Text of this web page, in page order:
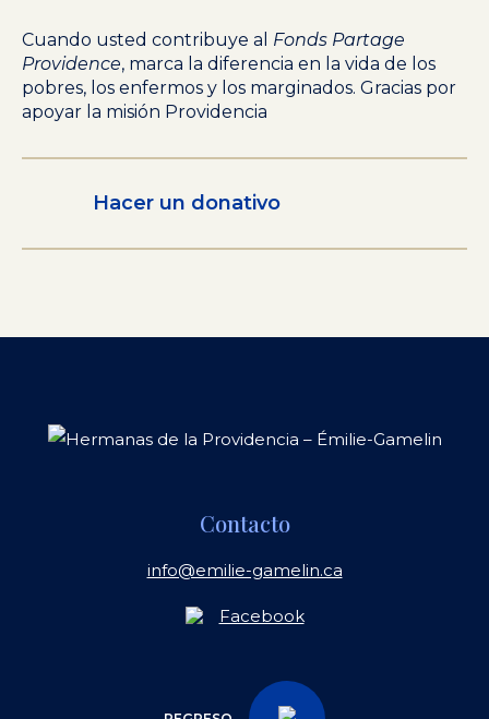
Cuando usted contribuye al Fonds Partage
Providence, marca la diferencia en la vida de los
pobres, los enfermos y los marginados. Gracias por
apoyar la misión Providencia
Hacer un donativo
Contacto
info@emilie-gamelin.ca
Facebook